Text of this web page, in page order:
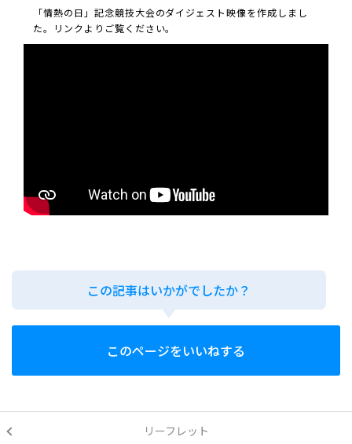
「情熱の日」記念競技大会のダイジェスト映像を作成しまし
た。リンクよりご覧ください。
この記事はいかがでしたか？
このページをいいねする
リーフレット